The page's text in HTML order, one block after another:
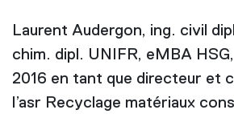
Laurent Audergon, ing. civil
chim. dipl. UNIFR, eMBA
2016 en tant que directeur et
l’asr Recyclage matériaux